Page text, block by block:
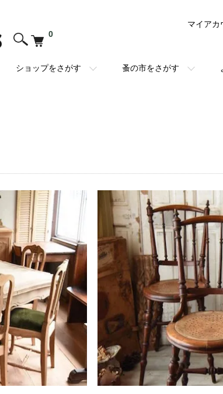
0
ショップをさがす 蚤の市をさがす
マイアカ